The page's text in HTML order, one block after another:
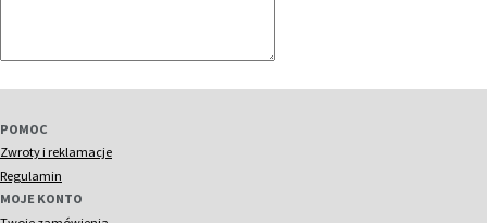
POMOC
Zwroty i reklamacje
Regulamin
MOJE KONTO